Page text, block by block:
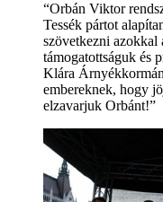
“Orbán Viktor
Tessék pártot
szövetkezni azokkal
támogatottságuk és
Klára
embereknek, hogy
elzavarjuk Orbánt!”